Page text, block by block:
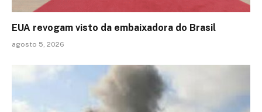
EUA revogam visto da embaixadora do Brasil
agosto 5, 2026